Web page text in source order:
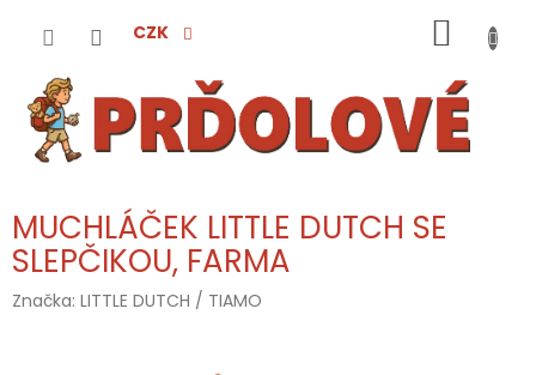
CZK
KOŠÍK
MUCHLÁČEK LITTLE DUTCH SE
SLEPČIKOU, FARMA
Značka: LITTLE DUTCH / TIAMO